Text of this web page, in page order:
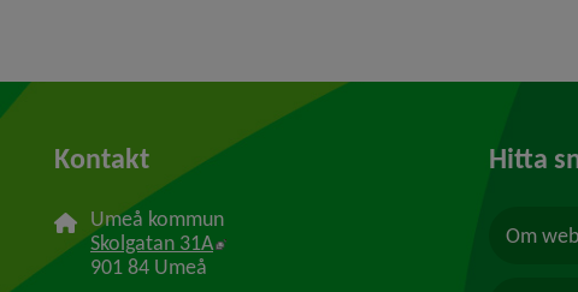
Kontakt
Umeå kommun
Skolgatan 31A Länk till annan webbplats, öppnas i nytt
901 84 Umeå
Hitta
Om